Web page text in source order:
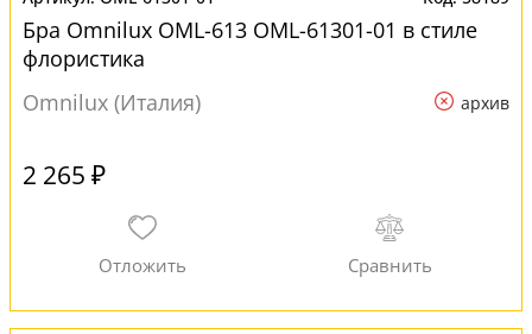
Бра Omnilux OML-613 OML-61301-01 в стиле
флористика
Omnilux (Италия)
архив
2 265 ₽